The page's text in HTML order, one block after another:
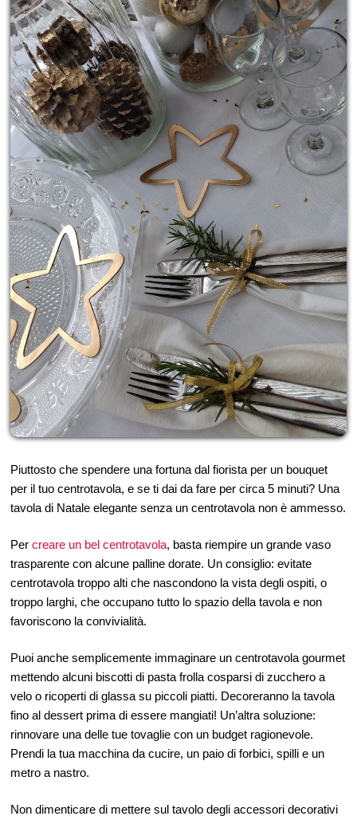
Piuttosto che spendere una fortuna dal fiorista per un bouquet
per il tuo centrotavola, e se ti dai da fare per circa 5 minuti? Una
tavola di Natale elegante senza un centrotavola non è ammesso.
Per creare un bel centrotavola, basta riempire un grande vaso
trasparente con alcune palline dorate. Un consiglio: evitate
centrotavola troppo alti che nascondono la vista degli ospiti, o
troppo larghi, che occupano tutto lo spazio della tavola e non
favoriscono la convivialità.
Puoi anche semplicemente immaginare un centrotavola gourmet
mettendo alcuni biscotti di pasta frolla cosparsi di zucchero a
velo o ricoperti di glassa su piccoli piatti. Decoreranno la tavola
fino al dessert prima di essere mangiati! Un’altra soluzione:
rinnovare una delle tue tovaglie con un budget ragionevole.
Prendi la tua macchina da cucire, un paio di forbici, spilli e un
metro a nastro.
Non dimenticare di mettere sul tavolo degli accessori decorativi